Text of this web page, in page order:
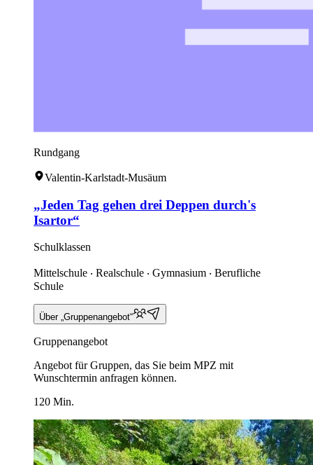
Rundgang
Valentin-Karlstadt-Musäum
„Jeden Tag gehen drei Deppen durch's
Isartor“
Schulklassen
Mittelschule ‧ Realschule ‧ Gymnasium ‧ Berufliche
Schule
Über „Gruppenangebot“
Gruppenangebot
Angebot für Gruppen, das Sie beim MPZ mit
Wunschtermin anfragen können.
120 Min.